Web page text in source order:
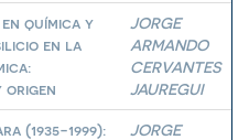
química y
en la
origen
JORGE
ARMANDO
CERVANTES
JAUREGUI
(1935-1999):
JORGE